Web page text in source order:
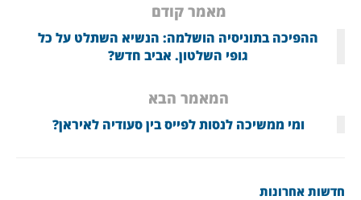
מאמר קודם
ההפיכה בתוניסיה הושלמה: הנשיא השתלט על כל
גופי השלטון. אביב חדש?
המאמר הבא
ומי ממשיכה לנסות לפייס בין סעודיה לאיראן?
חדשות אחרונות